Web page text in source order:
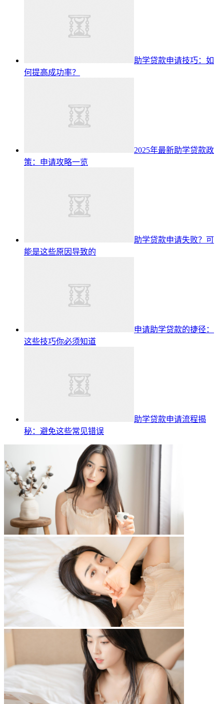
助学贷款申请技巧：如
何提高成功率？
2025年最新助学贷款政
策：申请攻略一览
助学贷款申请失败？可
能是这些原因导致的
申请助学贷款的捷径：
这些技巧你必须知道
助学贷款申请流程揭
秘：避免这些常见错误